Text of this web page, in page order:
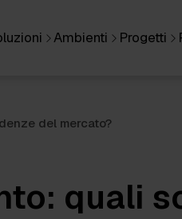
Ambienti Progetti
del mercato?
quali